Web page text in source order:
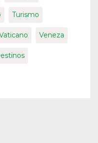
Turismo
Veneza